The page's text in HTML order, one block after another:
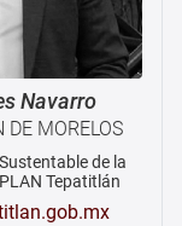
Navarro
MORELOS
de la
Tepatitlán